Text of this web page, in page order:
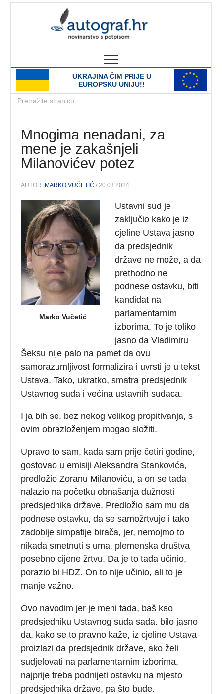
UKRAJINA ČIM PRIJE U
EUROPSKU UNIJU!!
Mnogima nenadani, za
mene je zakašnjeli
Milanovićev potez
AUTOR: MARKO VUČETIĆ / 20.03.2024.
Marko Vučetić
Ustavni sud je
zaključio kako je iz
cjeline Ustava jasno
da predsjednik
države ne može, a da
prethodno ne
podnese ostavku, biti
kandidat na
parlamentarnim
izborima. To je toliko
jasno da Vladimiru
Šeksu nije palo na pamet da ovu
samorazumljivost formalizira i uvrsti je u tekst
Ustava. Tako, ukratko, smatra predsjednik
Ustavnog suda i većina ustavnih sudaca.
I ja bih se, bez nekog velikog propitivanja, s
ovim obrazloženjem mogao složiti.
Upravo to sam, kada sam prije četiri godine,
gostovao u emisiji Aleksandra Stankovića,
predložio Zoranu Milanoviću, a on se tada
nalazio na početku obnašanja dužnosti
predsjednika države. Predložio sam mu da
podnese ostavku, da se samožrtvuje i tako
zadobije simpatije birača, jer, nemojmo to
nikada smetnuti s uma, plemenska društva
posebno cijene žrtvu. Da je to tada učinio,
porazio bi HDZ. On to nije učinio, ali to je
manje važno.
Ovo navodim jer je meni tada, baš kao
predsjedniku Ustavnog suda sada, bilo jasno
da, kako se to pravno kaže, iz cjeline Ustava
proizlazi da predsjednik države, ako želi
sudjelovati na parlamentarnim izborima,
najprije treba podnijeti ostavku na mjesto
predsjednika države, pa što bude.